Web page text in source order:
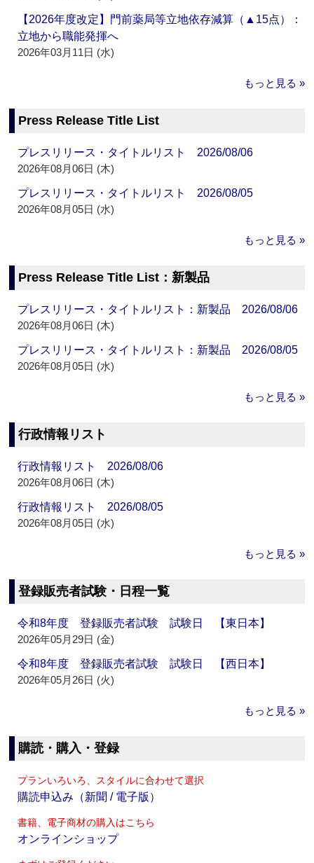
【2026年度改定】門前薬局等立地依存減算（▲15点）：
立地から職能発揮へ
2026年03月11日 (水)
もっと見る »
Press Release Title List
プレスリリース・タイトルリスト 2026/08/06
2026年08月06日 (木)
プレスリリース・タイトルリスト 2026/08/05
2026年08月05日 (水)
もっと見る »
Press Release Title List：新製品
プレスリリース・タイトルリスト：新製品 2026/08/06
2026年08月06日 (木)
プレスリリース・タイトルリスト：新製品 2026/08/05
2026年08月05日 (水)
もっと見る »
行政情報リスト
行政情報リスト 2026/08/06
2026年08月06日 (木)
行政情報リスト 2026/08/05
2026年08月05日 (水)
もっと見る »
登録販売者試験・日程一覧
令和8年度 登録販売者試験 試験日 【東日本】
2026年05月29日 (金)
令和8年度 登録販売者試験 試験日 【西日本】
2026年05月26日 (火)
もっと見る »
購読・購入・登録
プランいろいろ、スタイルに合わせて選択
購読申込み（新聞 / 電子版）
書籍、電子商材の購入はこちら
オンラインショップ